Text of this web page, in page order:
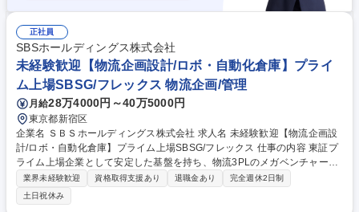
正社員
SBSホールディングス株式会社
未経験歓迎【物流企画設計/ロボ・自動化倉庫】プライ
ム上場SBSG/フレックス 物流企画/管理
月給28万4000円～40万5000円
東京都新宿区
企業名 ＳＢＳホールディングス株式会社 求人名 未経験歓迎【物流企画設
計/ロボ・自動化倉庫】プライム上場SBSG/フレックス 仕事の内容 東証プ
ライム上場企業として安定した基盤を持ち、物流3PLのメガベンチャーと
して急成長を続けるSBSG。AIやロボの高度な最先端技術を駆使し、次世
代の物流インフラデザインするコアメンバーを募集いたします。 【このポ
ジションの魅力】 ■最先端技術の活用：AIやロボティクスなどの高度技術
業界未経験歓迎 資格取得支援あり 退職金あり
完全週休2日制
土日祝休み